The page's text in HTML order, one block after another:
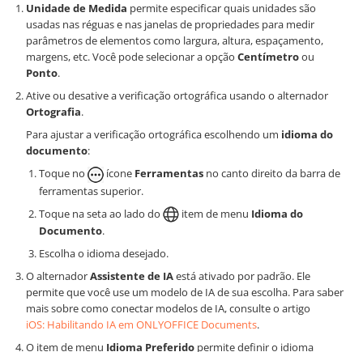
Unidade de Medida permite especificar quais unidades são
usadas nas réguas e nas janelas de propriedades para medir
parâmetros de elementos como largura, altura, espaçamento,
margens, etc. Você pode selecionar a opção Centímetroou
Ponto.
Ative ou desative a verificação ortográfica usando o alternador
Ortografia.
Para ajustar a verificação ortográfica escolhendo um idioma do
documento:
Toque no
ícone Ferramentas no canto direito da barra de
ferramentas superior.
Toque na seta ao lado do
item de menu Idioma do
Documento.
Escolha o idioma desejado.
O alternadorAssistente de IAestá ativado por padrão. Ele
permite que você use um modelo de IA de sua escolha. Para saber
mais sobre como conectar modelos de IA, consulte o artigo
iOS: Habilitando IA em ONLYOFFICE Documents.
O item de menu Idioma Preferido permite definir o idioma